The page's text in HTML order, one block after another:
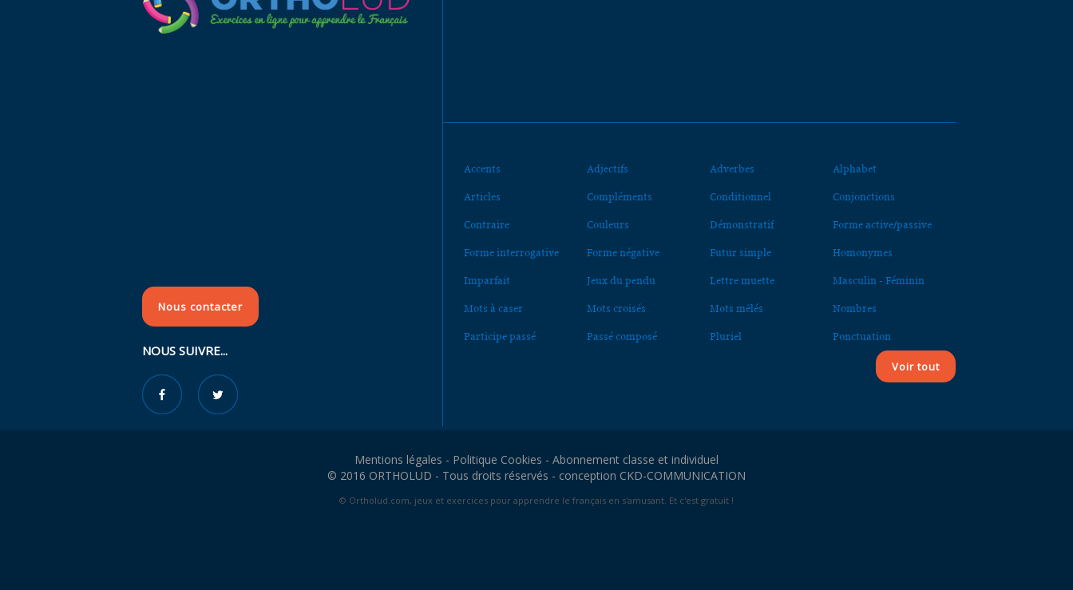
Nous contacter
NOUS SUIVRE...
Accents Adjectifs Adverbes Alphabet
Articles Compléments Conditionnel Conjonctions
Contraire Couleurs Démonstratif Forme active/passive
Forme interrogative Forme négative Futur simple Homonymes
Imparfait Jeux du pendu Lettre muette Masculin - Féminin
Mots à caser Mots croisés Mots mêlés Nombres
Participe passé Passé composé Pluriel Ponctuation
Voir tout
Mentions légales - Politique Cookies - Abonnement classe et individuel
© 2016 ORTHOLUD - Tous droits réservés - conception CKD-COMMUNICATION
© Ortholud.com, jeux et exercices pour apprendre le français en s'amusant. Et c'est gratuit !